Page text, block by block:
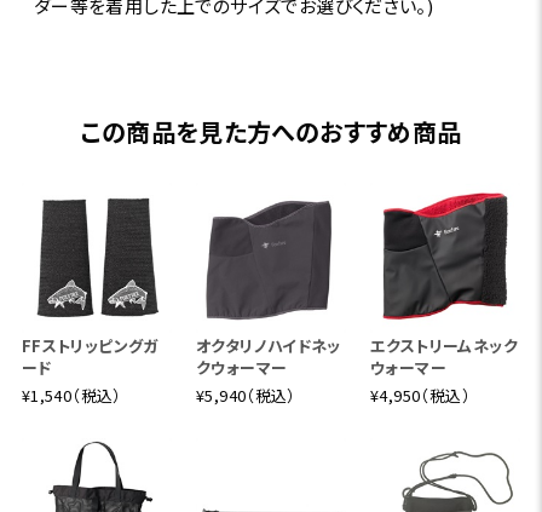
ダー等を着用した上でのサイズでお選びください。)
この商品を見た方へのおすすめ商品
FFストリッピングガ
ード
¥1,540（税込）
オクタリノハイドネッ
クウォーマー
¥5,940（税込）
エクストリームネック
ウォーマー
¥4,950（税込）